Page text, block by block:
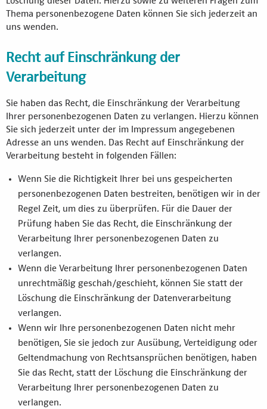
Thema personenbezogene Daten können Sie sich jederzeit an
uns wenden.
Recht auf Einschränkung der
Verarbeitung
Sie haben das Recht, die Einschränkung der Verarbeitung
Ihrer personenbezogenen Daten zu verlangen. Hierzu können
Sie sich jederzeit unter der im Impressum angegebenen
Adresse an uns wenden. Das Recht auf Einschränkung der
Verarbeitung besteht in folgenden Fällen:
Wenn Sie die Richtigkeit Ihrer bei uns gespeicherten
personenbezogenen Daten bestreiten, benötigen wir in der
Regel Zeit, um dies zu überprüfen. Für die Dauer der
Prüfung haben Sie das Recht, die Einschränkung der
Verarbeitung Ihrer personenbezogenen Daten zu
verlangen.
Wenn die Verarbeitung Ihrer personenbezogenen Daten
unrechtmäßig geschah/geschieht, können Sie statt der
Löschung die Einschränkung der Datenverarbeitung
verlangen.
Wenn wir Ihre personenbezogenen Daten nicht mehr
benötigen, Sie sie jedoch zur Ausübung, Verteidigung oder
Geltendmachung von Rechtsansprüchen benötigen, haben
Sie das Recht, statt der Löschung die Einschränkung der
Verarbeitung Ihrer personenbezogenen Daten zu
verlangen.